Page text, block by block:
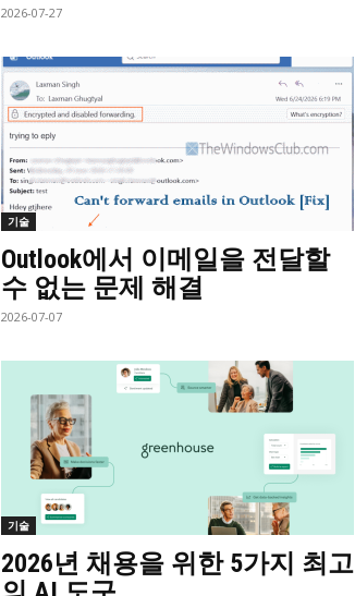
2026-07-27
기술
Outlook에서 이메일을 전달할
수 없는 문제 해결
2026-07-07
기술
2026년 채용을 위한 5가지 최고